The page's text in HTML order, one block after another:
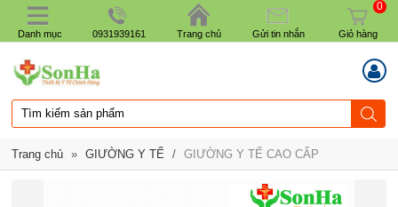
Danh mục 0931939161 Trang chủ Gửi tin nhắn
0
Giỏ hàng
Trang chủ » GIƯỜNG Y TẾ / GIƯỜNG Y TẾ CAO CẤP